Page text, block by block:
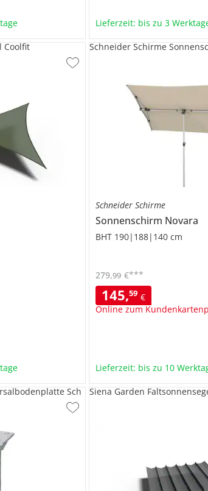
Lieferzeit: bis zu 3
Coolfit
Schneider Schirme
Sonnenschirm Novara
BHT 190|188|140 cm
145,59 €
Online zum
279,99 €***
Schneider Schirme
Lieferzeit: bis zu 10
Sch Siena Garden